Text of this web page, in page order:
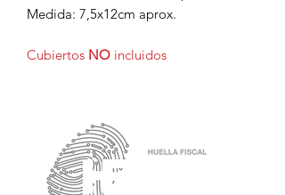
Medida: 7,5x12cm aprox.
Cubiertos NO incluidos